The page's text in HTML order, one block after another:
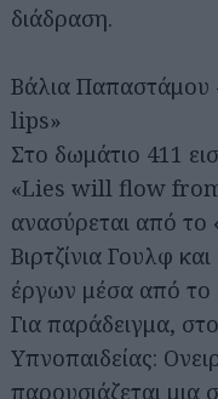
διάδραση.
Βάλια
lips»
Στο δωμάτιο 411
«Lies will flow
ανασύρεται από το
Βιρτζίνια Γουλφ
έργων μέσα από το
Για παράδειγμα,
Υπνοπαιδείας:
παρουσιάζεται μια